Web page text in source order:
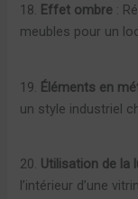
18. Effet ombre :
meubles pour un
19. Éléments en
un style industriel
20. Utilisation de la
l’intérieur d’une